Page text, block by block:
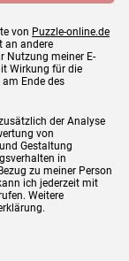
von Puzzle-online.de
an andere
Nutzung meiner E-
Wirkung für die
Ende des
der Analyse
von
Gestaltung
in
zu meiner Person
ich jederzeit mit
Weitere